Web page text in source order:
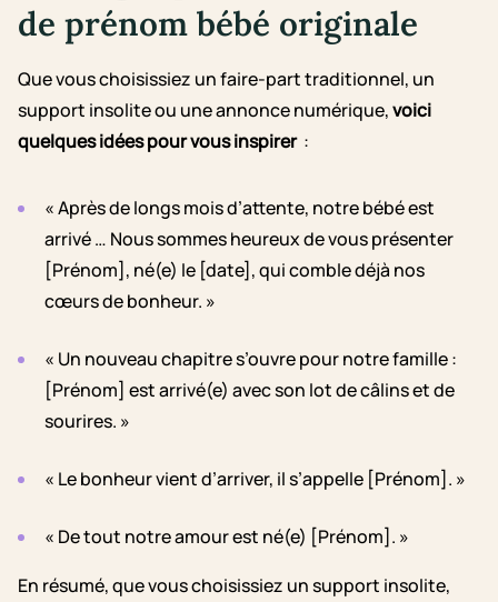
de prénom bébé originale
Que vous choisissiez un faire-part traditionnel, un
support insolite ou une annonce numérique,voici
quelques idées pour vous inspirer:
« Après de longs mois d’attente, notre bébé est
arrivé … Nous sommes heureux de vous présenter
[Prénom], né(e) le [date], qui comble déjà nos
cœurs de bonheur. »
« Un nouveau chapitre s’ouvre pour notre famille :
[Prénom] est arrivé(e) avec son lot de câlins et de
sourires. »
« Le bonheur vient d’arriver, il s’appelle [Prénom]. »
« De tout notre amour est né(e) [Prénom]. »
En résumé, que vous choisissiez un support insolite,